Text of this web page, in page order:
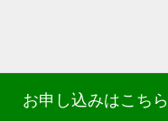
お申し込みはこちら